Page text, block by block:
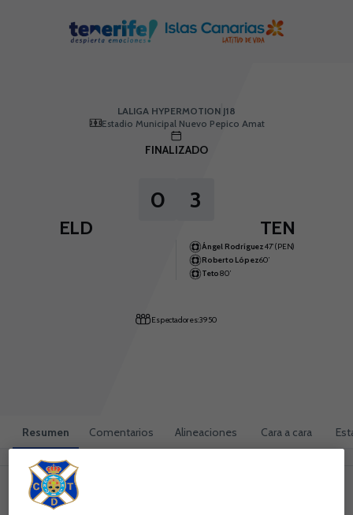
LALIGA HYPERMOTION J18
Estadio Municipal Nuevo Pepico Amat
FINALIZADO
ELD
0 3
TEN
47’ (PEN)
Ángel Rodríguez
60’
Roberto López
80’
Teto
Espectadores: 3950
0 3
Resumen Comentarios Alineaciones Cara a cara
Momentos destacados